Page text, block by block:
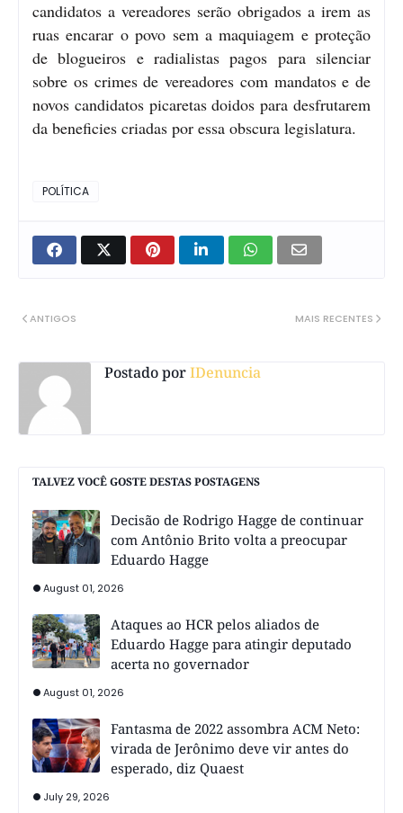
candidatos a vereadores serão obrigados a irem as
ruas encarar o povo sem a maquiagem e proteção
de blogueiros e radialistas pagos para silenciar
sobre os crimes de vereadores com mandatos e de
novos candidatos picaretas doidos para desfrutarem
da beneficies criadas por essa obscura legislatura.
POLÍTICA
MAIS RECENTES
ANTIGOS
Postado porIDenuncia
TALVEZ VOCÊ GOSTE DESTAS POSTAGENS
Decisão de Rodrigo Hagge de continuar
com Antônio Brito volta a preocupar
Eduardo Hagge
August 01, 2026
Ataques ao HCR pelos aliados de
Eduardo Hagge para atingir deputado
acerta no governador
August 01, 2026
Fantasma de 2022 assombra ACM Neto:
virada de Jerônimo deve vir antes do
esperado, diz Quaest
July 29, 2026